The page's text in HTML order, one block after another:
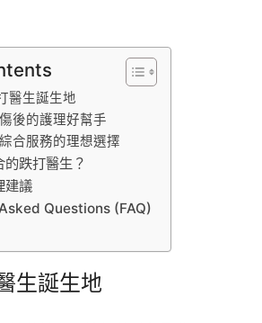
醫生誕生地
後的護理好幫手
合服務的理想選擇
跌打醫生？
建議
Questions (FAQ)
生誕生地